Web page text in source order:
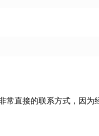
直接的联系方式，因